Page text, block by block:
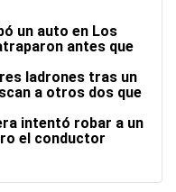
un auto en Los
antes que
ladrones tras un
a otros dos que
intentó robar a un
el conductor